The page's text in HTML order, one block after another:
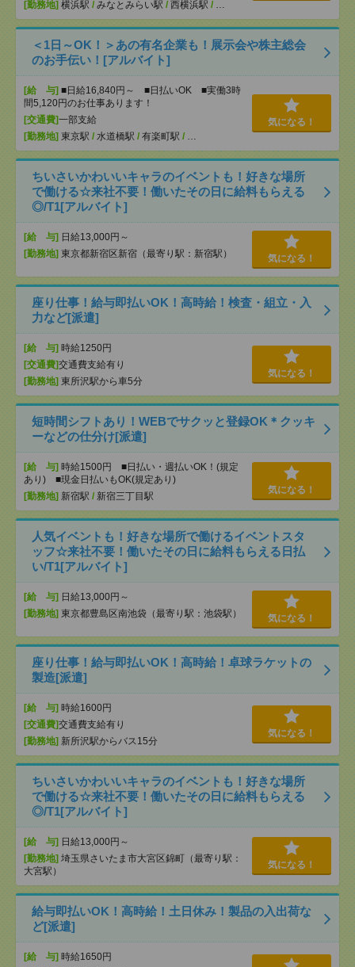
[勤務地] 横浜駅 / みなとみらい駅 / 西横浜駅 / …
＜1日～OK！＞あの有名企業も！展示会や株主総会
のお手伝い！[アルバイト]
[給 与] ■日給16,840円～ ■日払いOK ■実働3時
間5,120円のお仕事あります！
[交通費]一部支給
[勤務地] 東京駅 / 水道橋駅 / 有楽町駅 / …
気になる！
ちいさいかわいいキャラのイベントも！好きな場所
で働ける☆来社不要！働いたその日に給料もらえる
◎/T1[アルバイト]
[給 与] 日給13,000円～
[勤務地] 東京都新宿区新宿（最寄り駅：新宿駅） 気になる！
座り仕事！給与即払いOK！高時給！検査・組立・入
力など[派遣]
[給 与] 時給1250円
[交通費]交通費支給有り
[勤務地] 東所沢駅から車5分
気になる！
短時間シフトあり！WEBでサクッと登録OK＊クッキ
ーなどの仕分け[派遣]
[給 与] 時給1500円 ■日払い・週払いOK！(規定
あり) ■現金日払いもOK(規定あり)
[勤務地] 新宿駅 / 新宿三丁目駅
気になる！
人気イベントも！好きな場所で働けるイベントスタ
ッフ☆来社不要！働いたその日に給料もらえる日払
い/T1[アルバイト]
[給 与] 日給13,000円～
[勤務地] 東京都豊島区南池袋（最寄り駅：池袋駅） 気になる！
座り仕事！給与即払いOK！高時給！卓球ラケットの
製造[派遣]
[給 与] 時給1600円
[交通費]交通費支給有り
[勤務地] 新所沢駅からバス15分
気になる！
ちいさいかわいいキャラのイベントも！好きな場所
で働ける☆来社不要！働いたその日に給料もらえる
◎/T1[アルバイト]
[給 与] 日給13,000円～
[勤務地] 埼玉県さいたま市大宮区錦町（最寄り駅：
大宮駅）
気になる！
給与即払いOK！高時給！土日休み！製品の入出荷な
ど[派遣]
[給 与] 時給1650円